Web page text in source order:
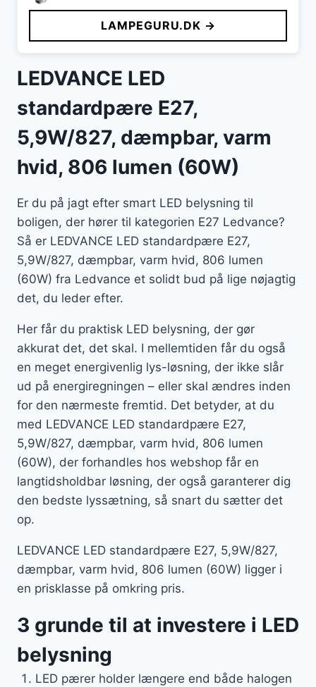
LAMPEGURU.DK →
LEDVANCE LED
standardpære E27,
5,9W/827, dæmpbar, varm
hvid, 806 lumen (60W)
Er du på jagt efter smart LED belysning til
boligen, der hører til kategorien E27 Ledvance?
Så er LEDVANCE LED standardpære E27,
5,9W/827, dæmpbar, varm hvid, 806 lumen
(60W) fra Ledvance et solidt bud på lige nøjagtig
det, du leder efter.
Her får du praktisk LED belysning, der gør
akkurat det, det skal. I mellemtiden får du også
en meget energivenlig lys-løsning, der ikke slår
ud på energiregningen – eller skal ændres inden
for den nærmeste fremtid. Det betyder, at du
med LEDVANCE LED standardpære E27,
5,9W/827, dæmpbar, varm hvid, 806 lumen
(60W), der forhandles hos webshop får en
langtidsholdbar løsning, der også garanterer dig
den bedste lyssætning, så snart du sætter det
op.
LEDVANCE LED standardpære E27, 5,9W/827,
dæmpbar, varm hvid, 806 lumen (60W) ligger i
en prisklasse på omkring pris.
3 grunde til at investere i LED
belysning
LED pærer holder længere end både halogen